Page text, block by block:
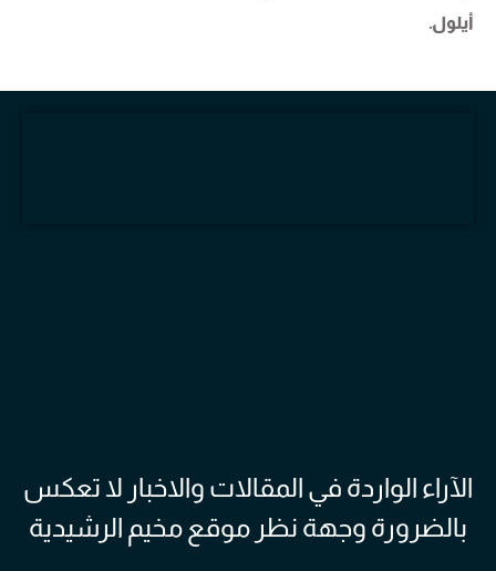
أيلول.
الآراء الواردة في المقالات والاخبار لا تعكس
بالضرورة وجهة نظر موقع مخيم الرشيدية